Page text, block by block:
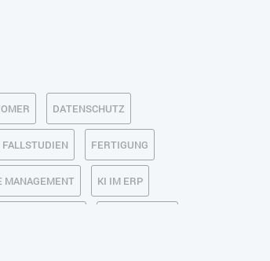
DATENSCHUTZ
FALLSTUDIEN FERTIGUNG
MANAGEMENT KI IM ERP